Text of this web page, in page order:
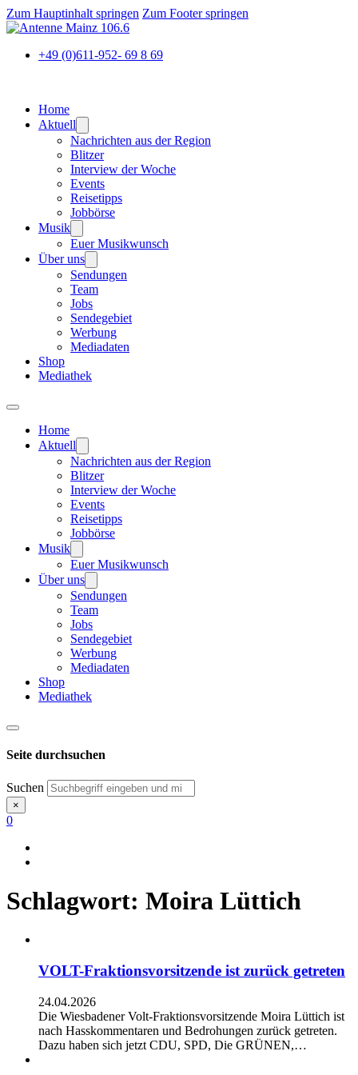
Zum Hauptinhalt springen Zum Footer springen
+49 (0)611-952- 69 8 69
Home
Aktuell
Nachrichten aus der Region
Blitzer
Interview der Woche
Events
Reisetipps
Jobbörse
Musik
Euer Musikwunsch
Über uns
Sendungen
Team
Jobs
Sendegebiet
Werbung
Mediadaten
Shop
Mediathek
Home
Aktuell
Nachrichten aus der Region
Blitzer
Interview der Woche
Events
Reisetipps
Jobbörse
Musik
Euer Musikwunsch
Über uns
Sendungen
Team
Jobs
Sendegebiet
Werbung
Mediadaten
Shop
Mediathek
Seite durchsuchen
Suchen
×
0
Schlagwort: Moira Lüttich
VOLT-Fraktionsvorsitzende ist zurück getreten
24.04.2026
Die Wiesbadener Volt-Fraktionsvorsitzende Moira Lüttich ist
nach Hasskommentaren und Bedrohungen zurück getreten.
Dazu haben sich jetzt CDU, SPD, Die GRÜNEN,…